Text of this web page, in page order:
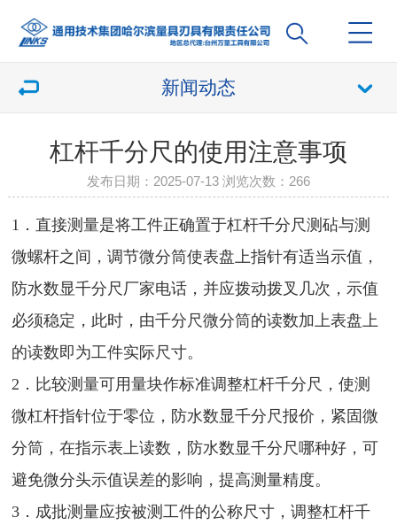
新闻动态
杠杆千分尺的使用注意事项
发布日期：2025-07-13 浏览次数： 266
1．直接测量是将工件正确置于杠杆千分尺测砧与测
微螺杆之间，调节微分筒使表盘上指针有适当示值，
防水数显千分尺厂家电话，并应拨动拨叉几次，示值
必须稳定，此时，由千分尺微分筒的读数加上表盘上
的读数即为工件实际尺寸。
2．比较测量可用量块作标准调整杠杆千分尺，使测
微杠杆指针位于零位，防水数显千分尺报价，紧固微
分筒，在指示表上读数，防水数显千分尺哪种好，可
避免微分头示值误差的影响，提高测量精度。
3．成批测量应按被测工件的公称尺寸，调整杠杆千